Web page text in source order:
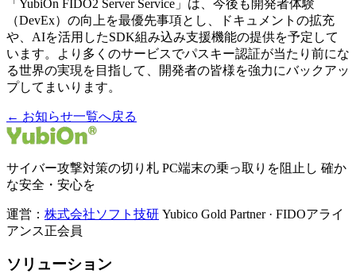
「YubiOn FIDO2 Server Service」は、今後も開発者体験
（DevEx）の向上を最優先事項とし、ドキュメントの拡充
や、AIを活用したSDK組み込み支援機能の提供を予定して
います。より多くのサービスでパスキー認証が当たり前にな
る世界の実現を目指して、開発者の皆様を強力にバックアッ
プしてまいります。
← お知らせ一覧へ戻る
サイバー攻撃対策の切り札 PC端末の乗っ取りを阻止し 確か
な安全・安心を
運営： 株式会社ソフト技研 Yubico Gold Partner · FIDOアライ
アンス正会員
ソリューション